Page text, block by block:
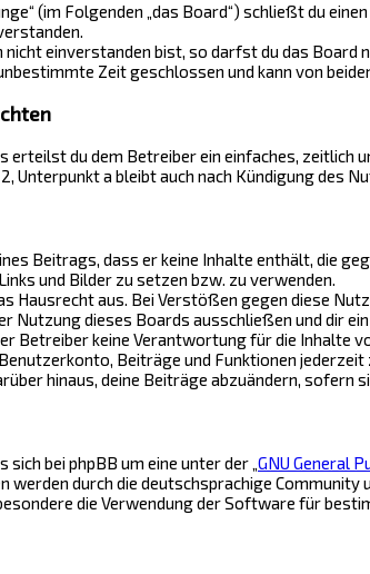
(im Folgenden „das Board“) schließt du
nicht einverstanden bist, so darfst du das
Zeit geschlossen und kann von
erteilst du dem Betreiber ein einfaches, zeitlich
Unterpunkt a bleibt auch nach Kündigung des
Beitrags, dass er keine Inhalte enthält, die
und Bilder zu setzen bzw. zu verwenden.
Hausrecht aus. Bei Verstößen gegen diese
Nutzung dieses Boards ausschließen und dir
Betreiber keine Verantwortung für die Inhalte
Beiträge und Funktionen jederzeit
hinaus, deine Beiträge abzuändern, sofern
bei phpBB um eine unter der „GNU General
durch die deutschsprachige
die Verwendung der Software für